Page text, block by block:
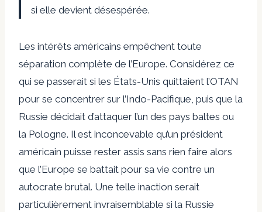
si elle devient désespérée.
Les intérêts américains empêchent toute
séparation complète de l’Europe. Considérez ce
qui se passerait si les États-Unis quittaient l’OTAN
pour se concentrer sur l’Indo-Pacifique, puis que la
Russie décidait d’attaquer l’un des pays baltes ou
la Pologne. Il est inconcevable qu’un président
américain puisse rester assis sans rien faire alors
que l’Europe se battait pour sa vie contre un
autocrate brutal. Une telle inaction serait
particulièrement invraisemblable si la Russie